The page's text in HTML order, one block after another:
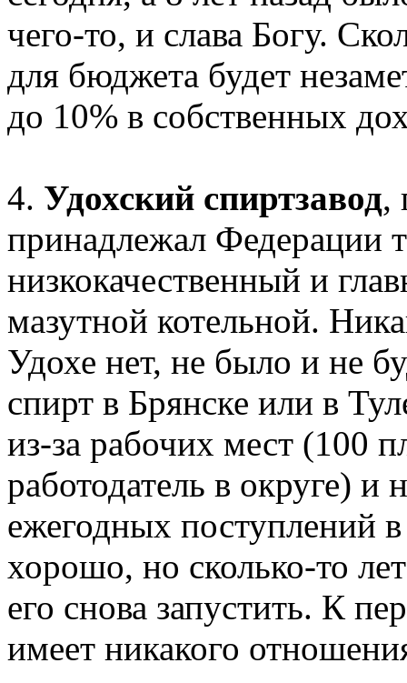
чего-то, и слава Богу.
для бюджета будет
до 10% в собственных
4. Удохский спиртзавод,
принадлежал Федерации
низкокачественный и
мазутной котельной.
Удохе нет, не было и не
спирт в Брянске или в
из-за рабочих мест (100
работодатель в округе) и
ежегодных поступлений
хорошо, но сколько-то
его снова запустить. К
имеет никакого